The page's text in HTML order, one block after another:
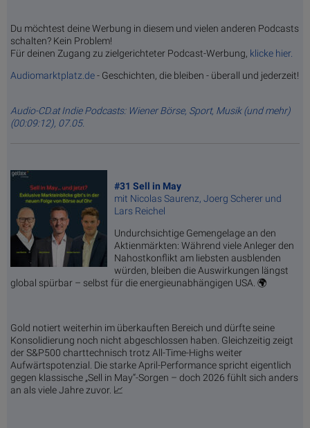
Du möchtest deine Werbung in diesem und vielen anderen Podcasts
schalten? Kein Problem!
Für deinen Zugang zu zielgerichteter Podcast-Werbung, klicke hier.
Audiomarktplatz.de- Geschichten, die bleiben - überall und jederzeit!
Audio-CD.at Indie Podcasts: Wiener Börse, Sport, Musik (und mehr)
(00:09:12), 07.05.
#31 Sell in May
mit Nicolas Saurenz, Joerg Scherer und
Lars Reichel
Undurchsichtige Gemengelage an den
Aktienmärkten: Während viele Anleger den
Nahostkonflikt am liebsten ausblenden
würden, bleiben die Auswirkungen längst
global spürbar – selbst für die energieunabhängigen USA. 🌍
Gold notiert weiterhin im überkauften Bereich und dürfte seine
Konsolidierung noch nicht abgeschlossen haben. Gleichzeitig zeigt
der S&P500 charttechnisch trotz All-Time-Highs weiter
Aufwärtspotenzial. Die starke April-Performance spricht eigentlich
gegen klassische „Sell in May“-Sorgen – doch 2026 fühlt sich anders
an als viele Jahre zuvor. 📈